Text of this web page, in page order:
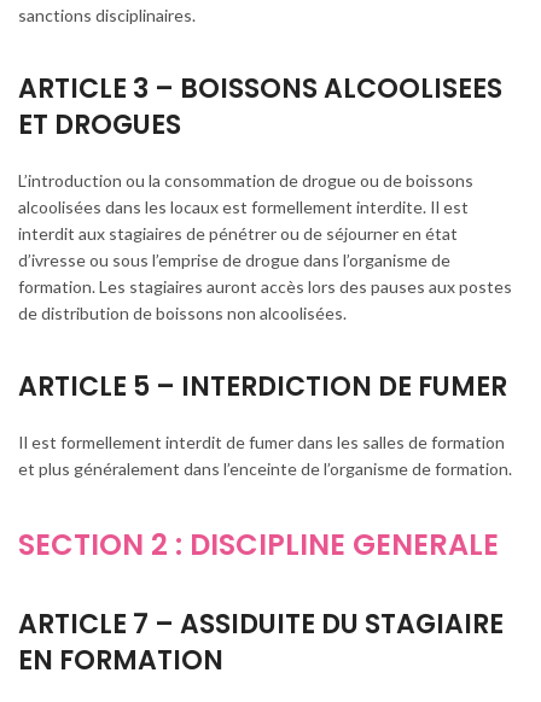
sanctions disciplinaires.
ARTICLE 3 – BOISSONS ALCOOLISEES
ET DROGUES
L’introduction ou la consommation de drogue ou de boissons
alcoolisées dans les locaux est formellement interdite. Il est
interdit aux stagiaires de pénétrer ou de séjourner en état
d’ivresse ou sous l’emprise de drogue dans l’organisme de
formation. Les stagiaires auront accès lors des pauses aux postes
de distribution de boissons non alcoolisées.
ARTICLE 5 – INTERDICTION DE FUMER
Il est formellement interdit de fumer dans les salles de formation
et plus généralement dans l’enceinte de l’organisme de formation.
SECTION 2 : DISCIPLINE GENERALE
ARTICLE 7 – ASSIDUITE DU STAGIAIRE
EN FORMATION